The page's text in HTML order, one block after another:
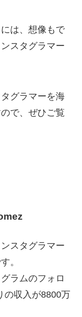
は、想像もで
スタグラマー
グラマーを海
で、ぜひご覧
スタグラマー
。
ラムのフォロ
の収入が8800万